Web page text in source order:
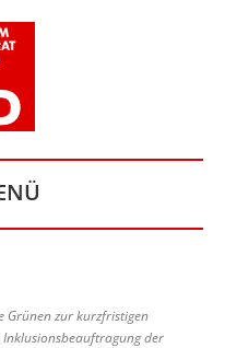
Grünen zur kurzfristigen
der